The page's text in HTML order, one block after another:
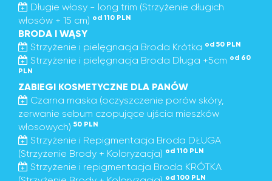
Długie włosy - long trim (Strzyżenie długich
włosów + 15 cm) od 110 PLN
BRODA I WĄSY
Strzyżenie i pielęgnacja Broda Krótka od 50 PLN
Strzyżenie i pielęgnacja Broda Długa +5cm od 60
PLN
ZABIEGI KOSMETYCZNE DLA PANÓW
Czarna maska (oczyszczenie porów skóry,
zerwanie sebum czopujące ujścia mieszków
włosowych) 50 PLN
Strzyżenie i Repigmentacja Broda DŁUGA
(Strzyżenie Brody + Koloryzacja) od 110 PLN
Strzyżenie i repigmentacja Broda KRÓTKA
od 100 PLN